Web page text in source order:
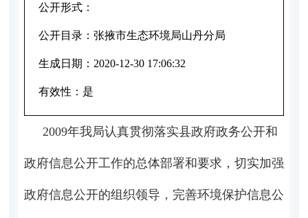
公开形式：
公开目录： 张掖市生态环境局山丹分局
生成日期： 2020-12-30 17:06:32
有效性： 是
2009年我局认真贯彻落实县政府政务公开和
政府信息公开工作的总体部署和要求，切实加强
政府信息公开的组织领导，完善环境保护信息公